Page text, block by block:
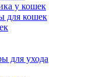
у кошек
для кошек
для ухода